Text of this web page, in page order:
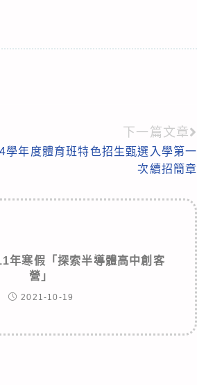
下一篇文章
學年度體育班特色招生甄選入學第一
次續招簡章
年寒假「探索半導體高中創客
營」
2021-10-19